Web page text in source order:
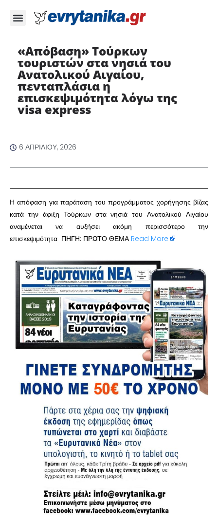
«Απόβαση» Τούρκων
τουριστών στα νησιά του
Ανατολικού Αιγαίου,
πενταπλάσια η
επισκεψιμότητα λόγω της
visa express
6 ΑΠΡΙΛΊΟΥ, 2026
Η απόφαση για παράταση του προγράμματος χορήγησης βίζας
κατά την άφιξη Τούρκων στα νησιά του Ανατολικού Αιγαίου
αναμένεται να αυξήσει ακόμη περισσότερο την
επισκεψιμότητα ΠΗΓΗ: ΠΡΩΤΟ ΘΕΜΑ Read More